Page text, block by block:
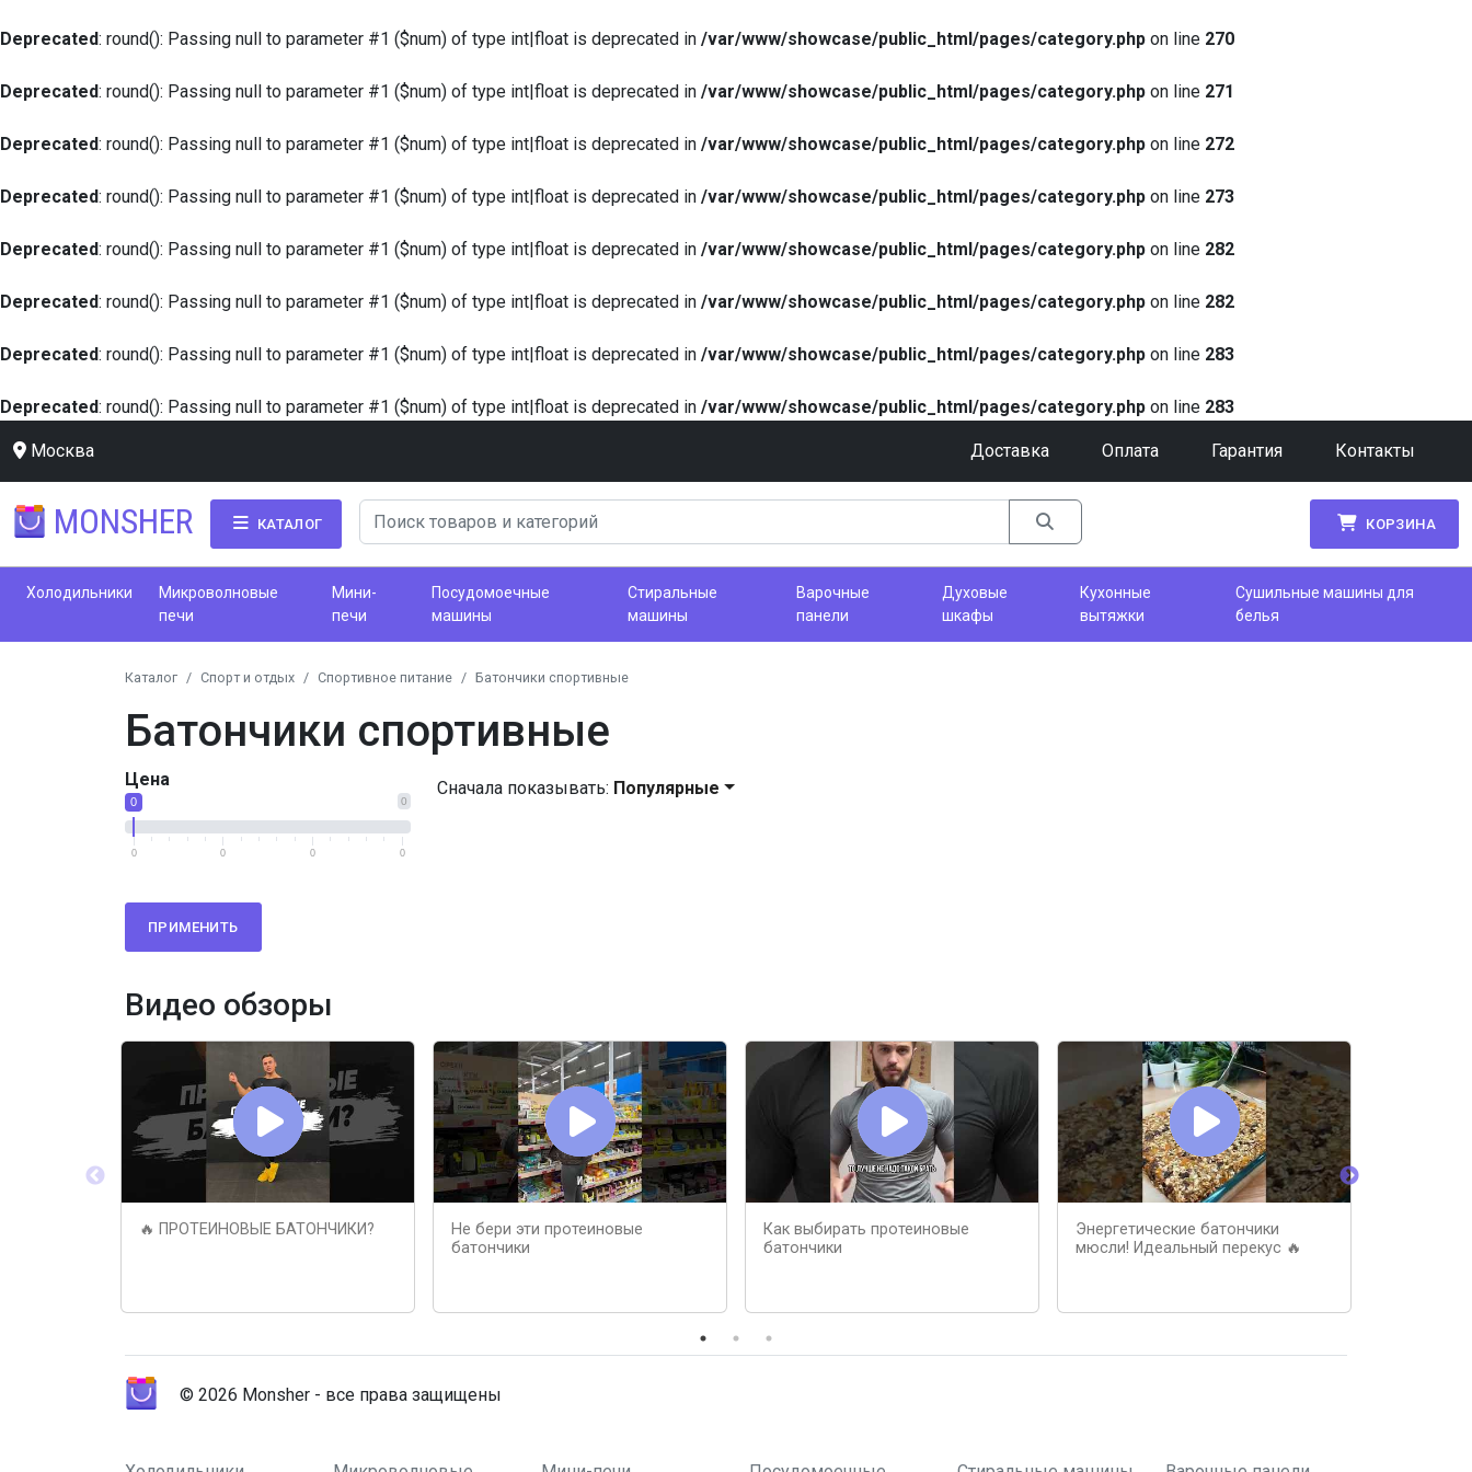
Deprecated: round(): Passing null to parameter #1 ($num) of type int|float is deprecated in /var/www/showcase/public_html/pages/category.php on line 270
Deprecated: round(): Passing null to parameter #1 ($num) of type int|float is deprecated in /var/www/showcase/public_html/pages/category.php on line 271
Deprecated: round(): Passing null to parameter #1 ($num) of type int|float is deprecated in /var/www/showcase/public_html/pages/category.php on line 272
Deprecated: round(): Passing null to parameter #1 ($num) of type int|float is deprecated in /var/www/showcase/public_html/pages/category.php on line 273
Deprecated: round(): Passing null to parameter #1 ($num) of type int|float is deprecated in /var/www/showcase/public_html/pages/category.php on line 282
Deprecated: round(): Passing null to parameter #1 ($num) of type int|float is deprecated in /var/www/showcase/public_html/pages/category.php on line 282
Deprecated: round(): Passing null to parameter #1 ($num) of type int|float is deprecated in /var/www/showcase/public_html/pages/category.php on line 283
Deprecated: round(): Passing null to parameter #1 ($num) of type int|float is deprecated in /var/www/showcase/public_html/pages/category.php on line 283
Москва Доставка Оплата Гарантия Контакты
MONSHER КАТАЛОГ КОРЗИНА
Холодильники
Микроволновые
печи
Мини-
печи
Посудомоечные
машины
Стиральные
машины
Варочные
панели
Духовые
шкафы
Кухонные
вытяжки
Сушильные машины для
белья
Каталог Спорт и отдых Спортивное питание Батончики спортивные
Батончики спортивные
Цена
0
0
0 0 0 0
ПРИМЕНИТЬ
Сначала показывать: Популярные
Видео обзоры
🔥 ПРОТЕИНОВЫЕ БАТОНЧИКИ?
Не бери эти протеиновые
батончики
Как выбирать протеиновые
батончики
Энергетические батончики
мюсли! Идеальный перекус 🔥
© 2026 Monsher - все права защищены